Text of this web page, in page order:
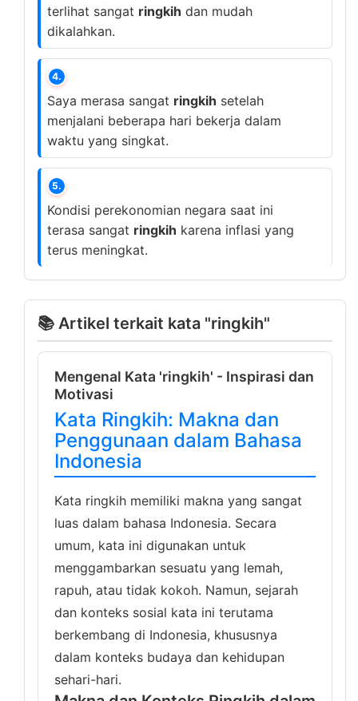
terlihat sangat ringkih dan mudah
dikalahkan.
4.
Saya merasa sangat ringkih setelah
menjalani beberapa hari bekerja dalam
waktu yang singkat.
5.
Kondisi perekonomian negara saat ini
terasa sangat ringkih karena inflasi yang
terus meningkat.
📚 Artikel terkait kata "ringkih"
Mengenal Kata 'ringkih' - Inspirasi dan
Motivasi
Kata Ringkih: Makna dan
Penggunaan dalam Bahasa
Indonesia
Kata ringkih memiliki makna yang sangat
luas dalam bahasa Indonesia. Secara
umum, kata ini digunakan untuk
menggambarkan sesuatu yang lemah,
rapuh, atau tidak kokoh. Namun, sejarah
dan konteks sosial kata ini terutama
berkembang di Indonesia, khususnya
dalam konteks budaya dan kehidupan
sehari-hari.